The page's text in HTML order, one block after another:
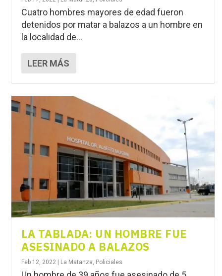
Cuatro hombres mayores de edad fueron
detenidos por matar a balazos a un hombre en
la localidad de...
LEER MÁS
LA TABLADA: UN HOMBRE FUE
ASESINADO A BALAZOS
Feb 12, 2022 La Matanza, Policiales